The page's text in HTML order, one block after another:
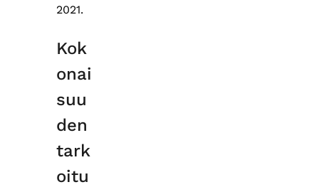
2021.
Kok
onai
suu
den
tark
oitu